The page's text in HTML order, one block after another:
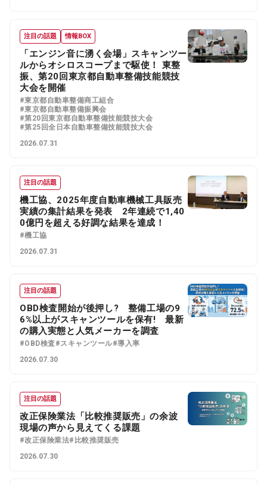
注目の話題 情報BOX
「エンジン音に湧く会場」スキャンツー
ルからオシロスコープまで駆使！ 東整
振、第20回東京都自動車整備技能競技
大会を開催
#東京都自動車整備商工組合
#東京都自動車整備振興会
#第20回東京都自動車整備技能競技大会
#第25回全日本自動車整備技能競技大会
2026.07.31
注目の話題
機工協、2025年度自動車機械工具販売
実績の集計結果を発表 2年連続で1,40
0億円を超える好調な結果を達成！
#機工協
2026.07.31
注目の話題
OBD検査開始が後押し? 整備工場の9
6%以上がスキャンツールを保有! 最新
の購入実態と人気メーカーを調査
#OBD検査#スキャンツール#導入率
2026.07.30
注目の話題
改正保険業法「比較推奨販売」の余波
現場の声から見えてくる課題
#改正保険業法#比較推奨販売
2026.07.30